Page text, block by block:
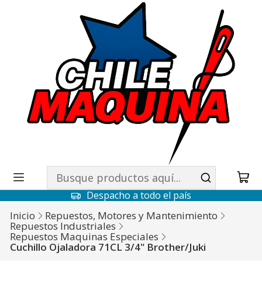
Despacho a todo el país
Inicio Repuestos, Motores y Mantenimiento
Repuestos Industriales
Repuestos Maquinas Especiales
Cuchillo Ojaladora 71CL 3/4" Brother/Juki